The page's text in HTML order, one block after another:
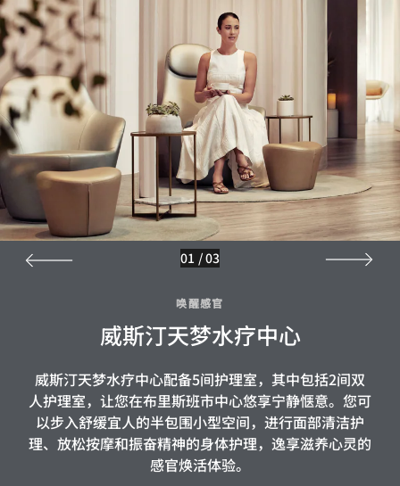
唤醒感官
威斯汀天梦水疗中心
威斯汀天梦水疗中心配备5间护理室，其中包括2间双
人护理室，让您在布里斯班市中心悠享宁静惬意。您可
以步入舒缓宜人的半包围小型空间，进行面部清洁护
理、放松按摩和振奋精神的身体护理，逸享滋养心灵的
感官焕活体验。
01 /03